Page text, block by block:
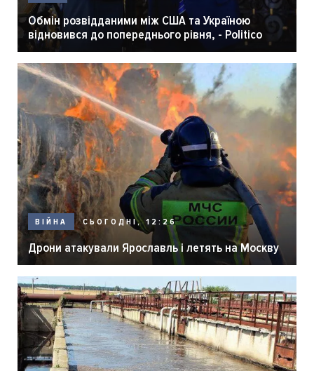
Обмін розвідданими між США та Україною
відновився до попереднього рівня, - Politico
ВІЙНА СЬОГОДНІ, 12:26
Дрони атакували Ярославль і летять на Москву